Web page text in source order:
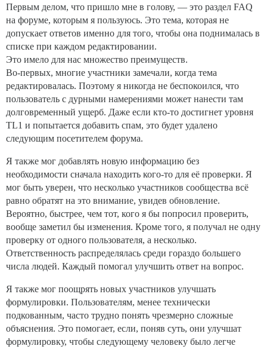
Первым делом, что пришло мне в голову, — это раздел FAQ
на форуме, которым я пользуюсь. Это тема, которая не
допускает ответов именно для того, чтобы она поднималась в
списке при каждом редактировании.
Это имело для нас множество преимуществ.
Во-первых, многие участники замечали, когда тема
редактировалась. Поэтому я никогда не беспокоился, что
пользователь с дурными намерениями может нанести там
долговременный ущерб. Даже если кто-то достигнет уровня
TL1 и попытается добавить спам, это будет удалено
следующим посетителем форума.
Я также мог добавлять новую информацию без
необходимости сначала находить кого-то для её проверки. Я
мог быть уверен, что несколько участников сообщества всё
равно обратят на это внимание, увидев обновление.
Вероятно, быстрее, чем тот, кого я бы попросил проверить,
вообще заметил бы изменения. Кроме того, я получал не одну
проверку от одного пользователя, а несколько.
Ответственность распределялась среди гораздо большего
числа людей. Каждый помогал улучшить ответ на вопрос.
Я также мог поощрять новых участников улучшать
формулировки. Пользователям, менее технически
подкованным, часто трудно понять чрезмерно сложные
объяснения. Это помогает, если, поняв суть, они улучшат
формулировку, чтобы следующему человеку было легче